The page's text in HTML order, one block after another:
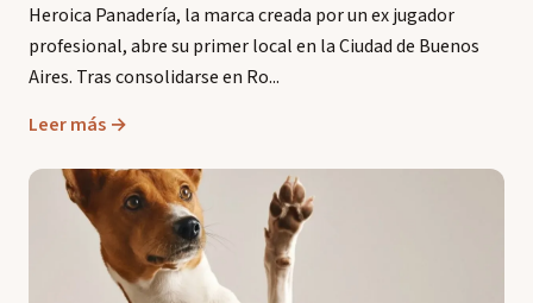
Heroica Panadería, la marca creada por un ex jugador
profesional, abre su primer local en la Ciudad de Buenos
Aires. Tras consolidarse en Ro...
Leer más →